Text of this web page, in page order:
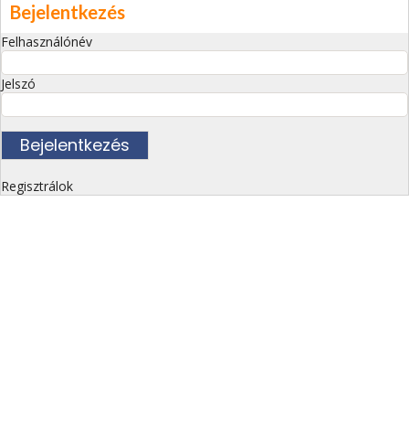
Bejelentkezés
Felhasználónév
Jelszó
Regisztrálok